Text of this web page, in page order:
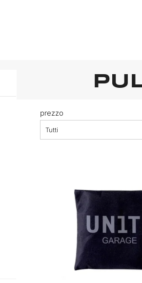
prezzo
Tutti